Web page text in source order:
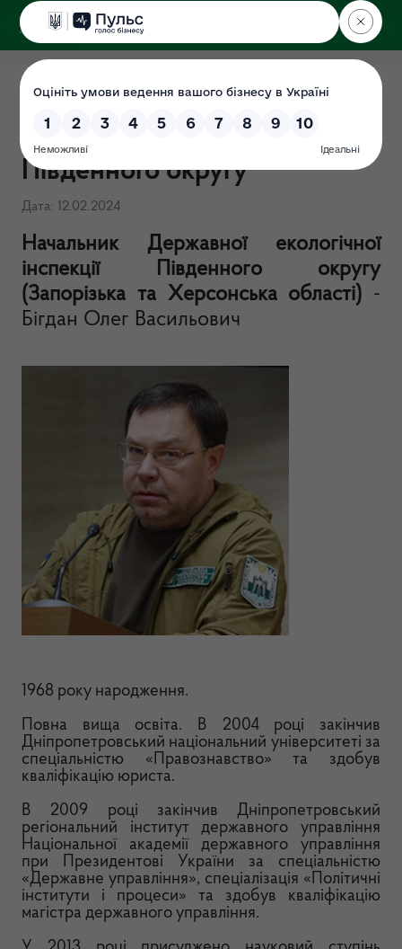
ДЕРЖЕКОІНСПЕКЦІЯ
Керівництво Державної
екологічної інспекції
Південного округу
Дата: 12.02.2024
Начальник Державної екологічної
інспекції Південного округу
(Запорізька та Херсонська області) -
Бігдан Олег Васильович
1968 року народження.
Повна вища освіта. В 2004 році закінчив
Дніпропетровський національний університеті за
спеціальністю «Правознавство» та здобув
кваліфікацію юриста.
В 2009 році закінчив Дніпропетровський
регіональний інститут державного управління
Національної академії державного управління
при Президентові України за спеціальністю
«Державне управління», спеціалізація «Політичні
інститути і процеси» та здобув кваліфікацію
магістра державного управління.